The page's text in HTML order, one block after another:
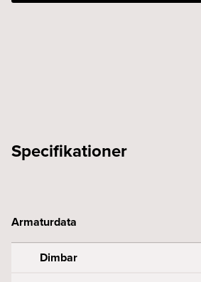
Specifikationer
Armaturdata
Dimbar